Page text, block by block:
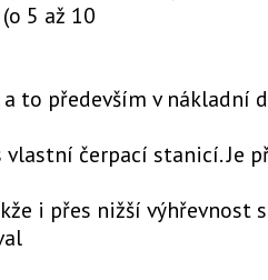
5 až 10
to především v nákladní
čerpací stanicí. Je
i přes nižší výhřevnost